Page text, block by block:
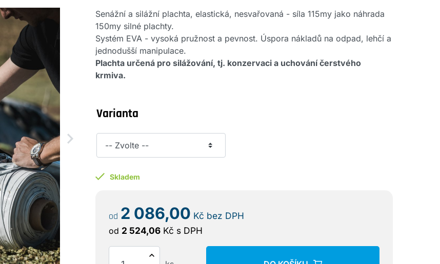
Senážní a silážní plachta, elastická, nesvařovaná - síla 115my jako náhrada
150my silné plachty.
Systém EVA - vysoká pružnost a pevnost. Úspora nákladů na odpad, lehčí a
jednodušší manipulace.
Plachta určená pro silážování, tj. konzervaci a uchování čerstvého
krmiva.
Varianta
Skladem
od 2 086,00 Kč bez DPH
od 2 524,06 Kč s DPH